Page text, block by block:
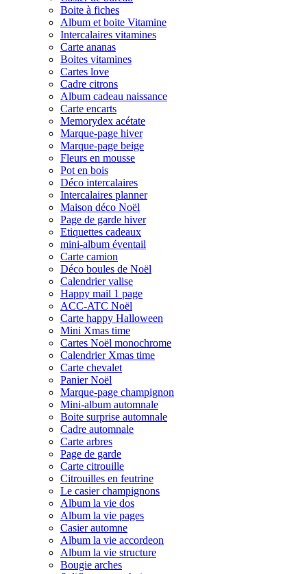
Boite à fiches
Album et boite Vitamine
Intercalaires vitamines
Carte ananas
Boites vitamines
Cartes love
Cadre citrons
Album cadeau naissance
Carte encarts
Memorydex acétate
Marque-page hiver
Marque-page beige
Fleurs en mousse
Pot en bois
Déco intercalaires
Intercalaires planner
Maison déco Noël
Page de garde hiver
Etiquettes cadeaux
mini-album éventail
Carte camion
Déco boules de Noël
Calendrier valise
Happy mail 1 page
ACC-ATC Noël
Carte happy Halloween
Mini Xmas time
Cartes Noël monochrome
Calendrier Xmas time
Carte chevalet
Panier Noël
Marque-page champignon
Mini-album automnale
Boite surprise automnale
Cadre automnale
Carte arbres
Page de garde
Carte citrouille
Citrouilles en feutrine
Le casier champignons
Album la vie dos
Album la vie pages
Casier automne
Album la vie accordeon
Album la vie structure
Bougie arches